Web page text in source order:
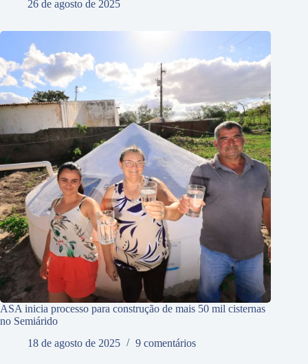
26 de agosto de 2025
ASA inicia processo para construção de mais 50 mil cisternas
no Semiárido
18 de agosto de 2025
9 comentários